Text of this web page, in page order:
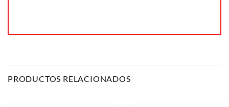
PRODUCTOS RELACIONADOS